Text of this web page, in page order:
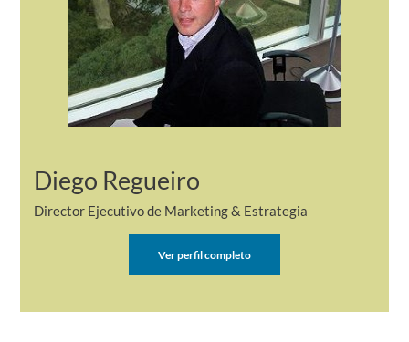
Diego Regueiro
Director Ejecutivo de Marketing & Estrategia
Ver perfil completo